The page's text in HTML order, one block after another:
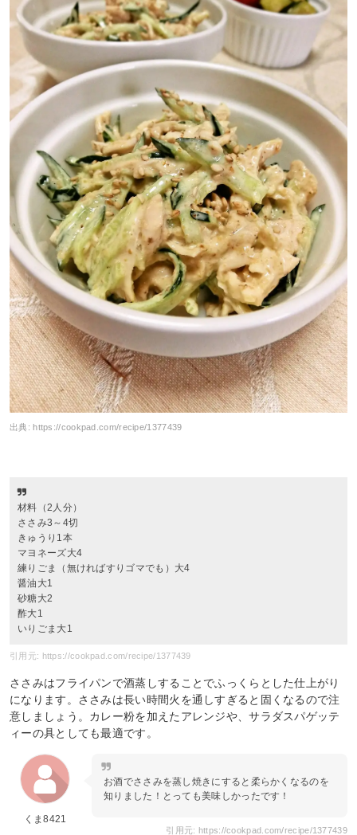
出典:https://cookpad.com/recipe/1377439
材料（2人分）
ささみ3～4切
きゅうり1本
マヨネーズ大4
練りごま（無ければすりゴマでも）大4
醤油大1
砂糖大2
酢大1
いりごま大1
引用元: https://cookpad.com/recipe/1377439
ささみはフライパンで酒蒸しすることでふっくらとした仕上がり
になります。ささみは長い時間火を通しすぎると固くなるので注
意しましょう。カレー粉を加えたアレンジや、サラダスパゲッテ
ィーの具としても最適です。
くま8421
お酒でささみを蒸し焼きにすると柔らかくなるのを
知りました！とっても美味しかったです！
引用元: https://cookpad.com/recipe/1377439